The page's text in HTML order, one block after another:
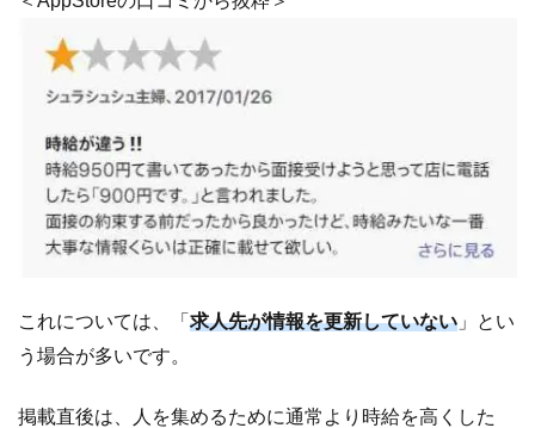
これについては、「 求人先が情報を更新していない 」とい
う場合が多いです。
掲載直後は、人を集めるために通常より時給を高くした